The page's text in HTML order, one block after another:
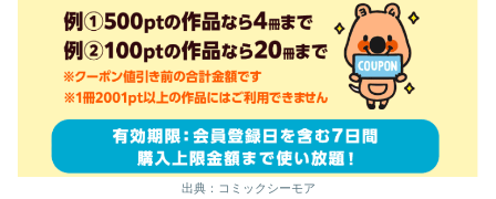
出典：コミックシーモア